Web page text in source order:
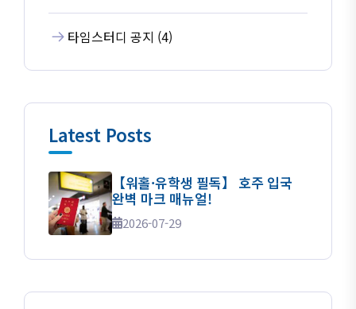
타임스터디 공지 (4)
Latest Posts
【워홀·유학생 필독】 호주 입국
완벽 마크 매뉴얼!
2026-07-29